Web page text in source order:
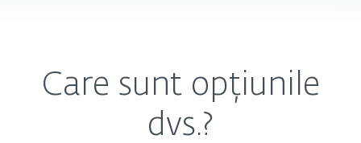
Care sunt opțiunile
dvs.?